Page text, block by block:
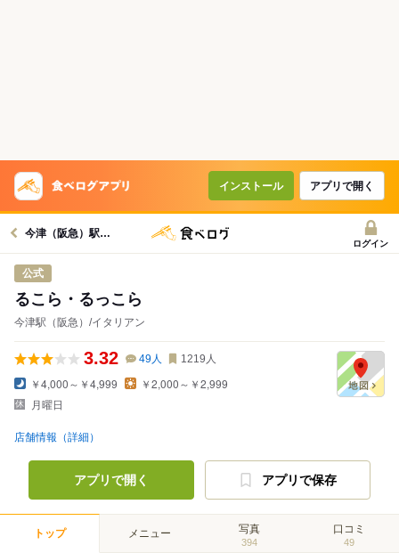
インストール アプリで開く
今津（阪急）駅グルメへ
ログイン
公式
るこら・るっこら
今津駅（阪急）/イタリアン
3.32 49人 1219 人
￥4,000～￥4,999
￥2,000～￥2,999
月曜日
店舗情報（詳細）
アプリで開く アプリで保存
トップ メニュー 写真
394
口コミ
49